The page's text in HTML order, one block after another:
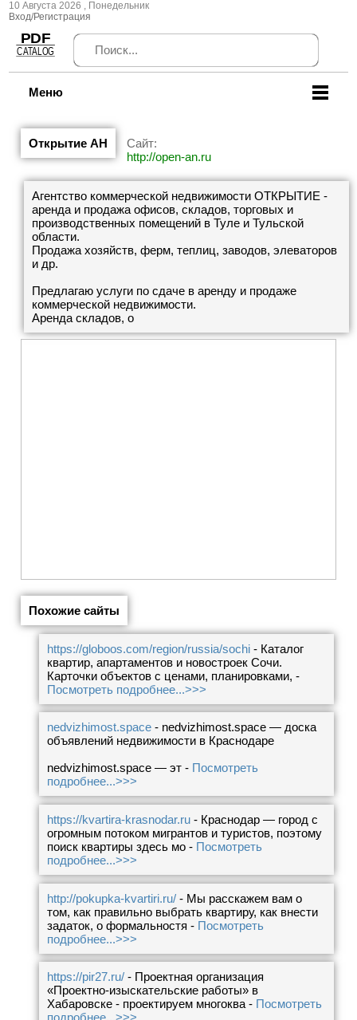
10 Августа 2026 , Понедельник
Вход/Регистрация
Меню
Открытие АН
Сайт:
http://open-an.ru
Агентство коммерческой недвижимости ОТКРЫТИЕ -
аренда и продажа офисов, складов, торговых и
производственных помещений в Туле и Тульской
области.
Продажа хозяйств, ферм, теплиц, заводов, элеваторов
и др.
Предлагаю услуги по сдаче в аренду и продаже
коммерческой недвижимости.
Аренда складов, о
Похожие сайты
https://globoos.com/region/russia/sochi - Каталог
квартир, апартаментов и новостроек Сочи.
Карточки объектов с ценами, планировками, -
Посмотреть подробнее...>>>
nedvizhimost.space - nedvizhimost.space — доска
объявлений недвижимости в Краснодаре
nedvizhimost.space — эт - Посмотреть
подробнее...>>>
https://kvartira-krasnodar.ru - Краснодар — город с
огромным потоком мигрантов и туристов, поэтому
поиск квартиры здесь мо - Посмотреть
подробнее...>>>
http://pokupka-kvartiri.ru/ - Мы расскажем вам о
том, как правильно выбрать квартиру, как внести
задаток, о формальностя - Посмотреть
подробнее...>>>
https://pir27.ru/ - Проектная организация
«Проектно-изыскательские работы» в
Хабаровске - проектируем многоква - Посмотреть